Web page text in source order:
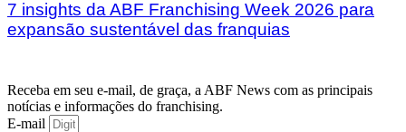
7 insights da ABF Franchising Week 2026 para
expansão sustentável das franquias
Receba em seu e-mail, de graça, a ABF News com as principais
notícias e informações do franchising.
E-mail